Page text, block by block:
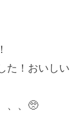
た！おいしい
、、🥺